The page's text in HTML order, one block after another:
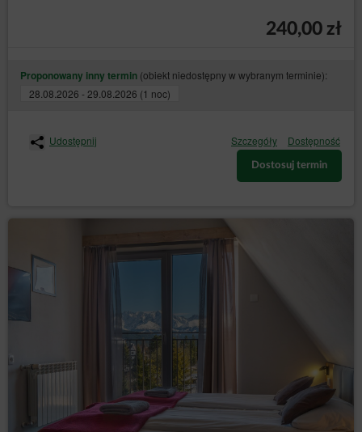
240,00 zł
Proponowany inny termin (obiekt niedostępny w wybranym terminie):
28.08.2026 - 29.08.2026 (1 noc)
Udostępnij Szczegóły Dostępność
Dostosuj termin